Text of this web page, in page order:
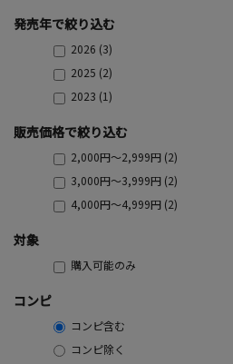
発売年で絞り込む
2026 (3)
2025 (2)
2023 (1)
販売価格で絞り込む
2,000円～2,999円 (2)
3,000円～3,999円 (2)
4,000円～4,999円 (2)
対象
購入可能のみ
コンピ
コンピ含む
コンピ除く